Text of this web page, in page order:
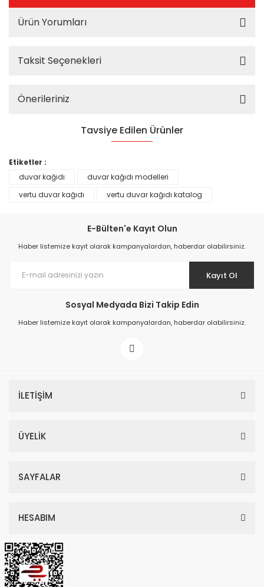
Ürün Yorumları
Taksit Seçenekleri
Önerileriniz
Tavsiye Edilen Ürünler
Etiketler :
duvar kağıdı
duvar kağıdı modelleri
vertu duvar kağıdı
vertu duvar kağıdı katalog
E-Bülten'e Kayıt Olun
Haber listemize kayıt olarak kampanyalardan, haberdar olabilirsiniz.
Kayıt Ol
Sosyal Medyada Bizi Takip Edin
Haber listemize kayıt olarak kampanyalardan, haberdar olabilirsiniz.
İLETİŞİM
ÜYELİK
SAYFALAR
HESABIM